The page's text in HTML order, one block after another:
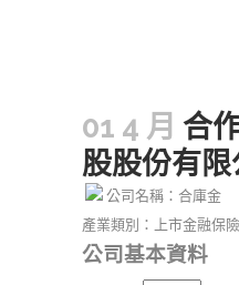
01 4 月 合
股股份有限
公司名稱：合庫金
產業類別：上市金融保
公司基本資料